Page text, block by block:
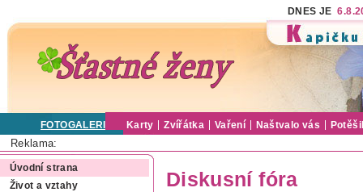
DNES JE
FOTOGALERIE Karty Zvířátka Vaření Naštvalo vás
Reklama:
Úvodní strana
Život a vztahy
Diskusní fóra